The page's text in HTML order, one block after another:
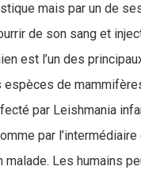
mais par un de
de son sang et
est l’un des
de
par Leishmania
par
malade. Les humains